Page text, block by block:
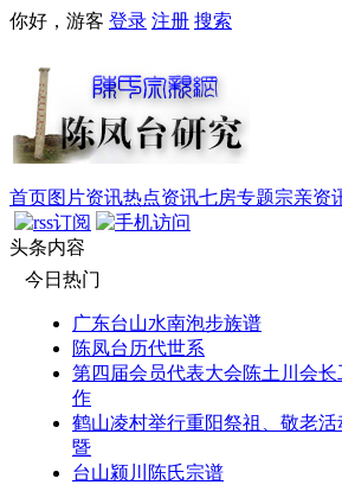
你好，游客 登录 注册 搜索
首页图片资讯热点资讯七房专题宗亲资
头条内容
今日热门
广东台山水南泡步族谱
陈凤台历代世系
第四届会员代表大会陈土川会长
作
鹤山凌村举行重阳祭祖、敬老活
暨
台山颍川陈氏宗谱